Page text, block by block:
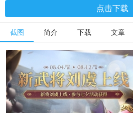
点击下载
截图 简介 下载 文章